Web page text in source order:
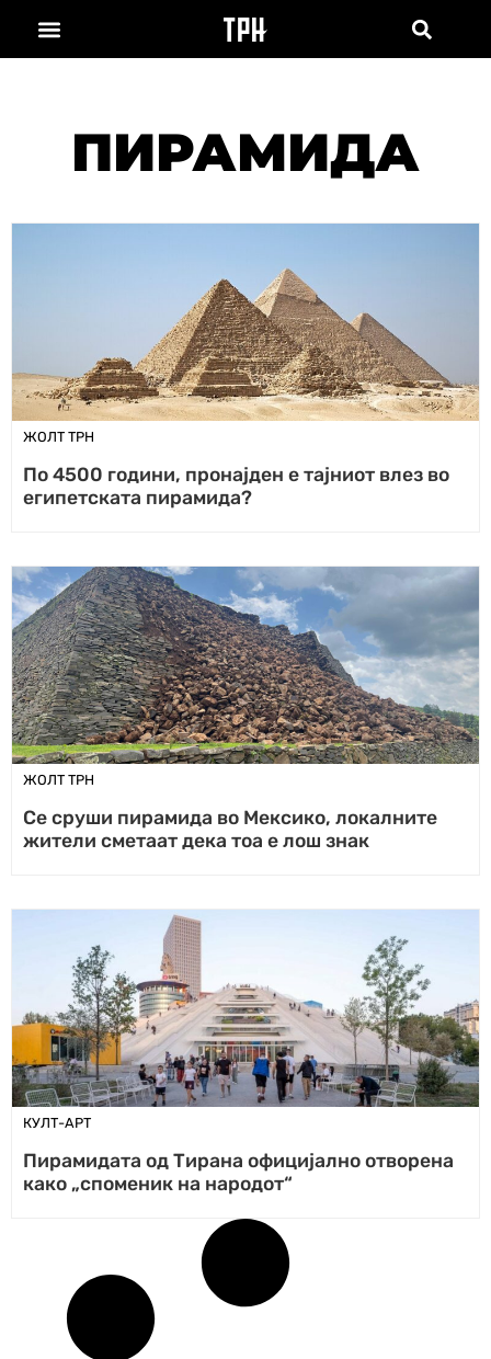
ПИРАМИДА
ЖОЛТ ТРН
По 4500 години, пронајден е тајниот влез во
египетската пирамида?
ЖОЛТ ТРН
Се сруши пирамида во Мексико, локалните
жители сметаат дека тоа е лош знак
КУЛТ-АРТ
Пирамидата од Тирана официјално отворена
како „споменик на народот“